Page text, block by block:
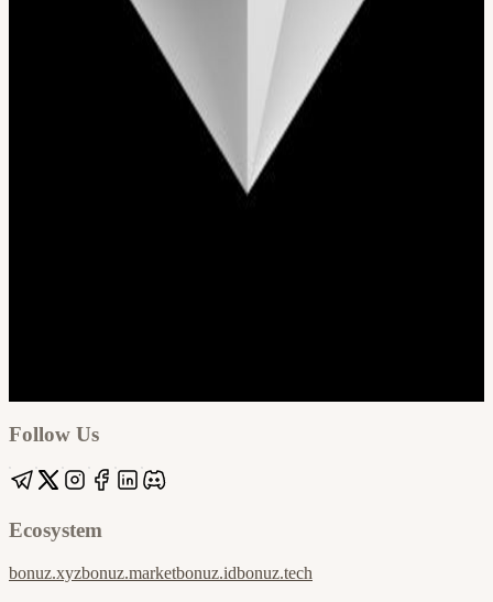
Follow Us
Ecosystem
bonuz.xyzbonuz.marketbonuz.idbonuz.tech